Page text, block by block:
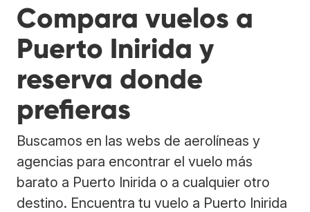
Compara vuelos a
Puerto Inirida y
reserva donde
prefieras
Buscamos en las webs de aerolíneas y
agencias para encontrar el vuelo más
barato a Puerto Inirida o a cualquier otro
destino. Encuentra tu vuelo a Puerto Inirida